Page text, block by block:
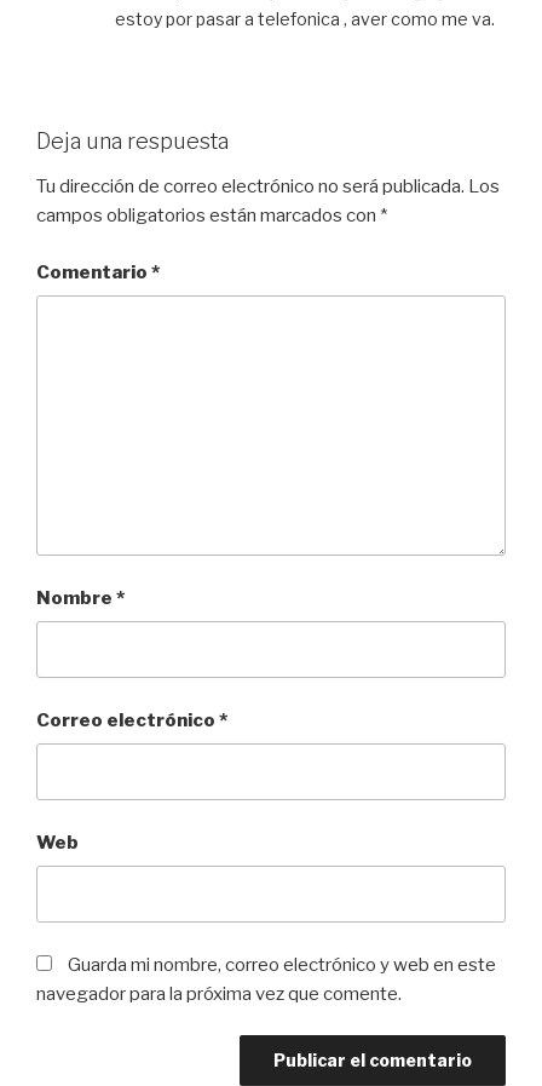
estoy por pasar a telefonica , aver como me va.
Deja una respuesta
Tu dirección de correo electrónico no será publicada. Los
campos obligatorios están marcados con *
Comentario *
Nombre *
Correo electrónico *
Web
Guarda mi nombre, correo electrónico y web en este
navegador para la próxima vez que comente.